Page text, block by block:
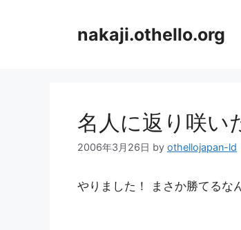
nakaji.othello.org
名人に返り咲い
2006年3月26日 by othellojapan-ld
やりました！ まさか勝てるな